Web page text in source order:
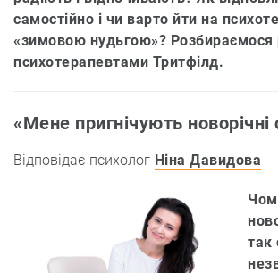
самостійно і чи варто йти на
«зимовою нудьгою»? Розбираємося
психотерапевтами Тритфілд.
«Мене пригнічують новорічні
Відповідає психолог Ніна Давидова
так